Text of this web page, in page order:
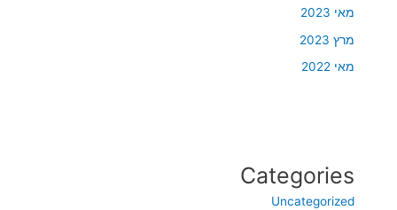
מאי 2023
מרץ 2023
מאי 2022
Categories
Uncategorized